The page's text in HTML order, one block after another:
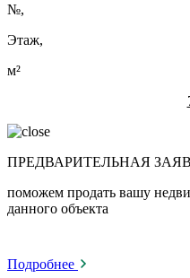
№,
Этаж,
м²
ПРЕДВАРИТЕЛЬНАЯ
поможем продать вашу
данного объекта
Подробнее